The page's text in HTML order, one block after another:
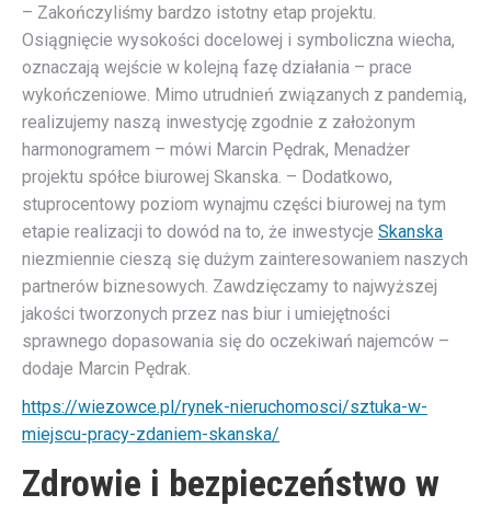
– Zakończyliśmy bardzo istotny etap projektu.
Osiągnięcie wysokości docelowej i symboliczna wiecha,
oznaczają wejście w kolejną fazę działania – prace
wykończeniowe. Mimo utrudnień związanych z pandemią,
realizujemy naszą inwestycję zgodnie z założonym
harmonogramem – mówi Marcin Pędrak, Menadżer
projektu spółce biurowej Skanska. – Dodatkowo,
stuprocentowy poziom wynajmu części biurowej na tym
etapie realizacji to dowód na to, że inwestycje Skanska
niezmiennie cieszą się dużym zainteresowaniem naszych
partnerów biznesowych. Zawdzięczamy to najwyższej
jakości tworzonych przez nas biur i umiejętności
sprawnego dopasowania się do oczekiwań najemców –
dodaje Marcin Pędrak.
https://wiezowce.pl/rynek-nieruchomosci/sztuka-w-
miejscu-pracy-zdaniem-skanska/
Zdrowie i bezpieczeństwo w